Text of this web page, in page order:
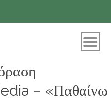
– «Παθαίνω